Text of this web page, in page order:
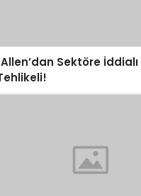
Sektöre İddialı